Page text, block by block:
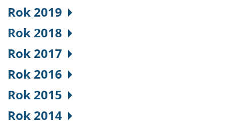
Rok 2019
Rok 2018
Rok 2017
Rok 2016
Rok 2015
Rok 2014